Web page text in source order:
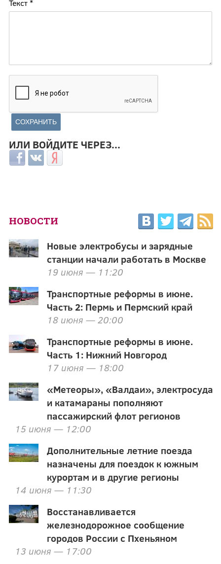
Текст *
ИЛИ ВОЙДИТЕ ЧЕРЕЗ...
Login with Facebook
Login with ВКонтакте
Login with Яндекс
НОВОСТИ
Новые электробусы и зарядные
станции начали работать в Москве
19 июня — 11:20
Транспортные реформы в июне.
Часть 2: Пермь и Пермский край
18 июня — 20:00
Транспортные реформы в июне.
Часть 1: Нижний Новгород
17 июня — 18:00
«Метеоры», «Валдаи», электросуда
и катамараны пополняют
пассажирский флот регионов
15 июня — 12:00
Дополнительные летние поезда
назначены для поездок к южным
курортам и в другие регионы
14 июня — 11:30
Восстанавливается
железнодорожное сообщение
городов России с Пхеньяном
13 июня — 17:00